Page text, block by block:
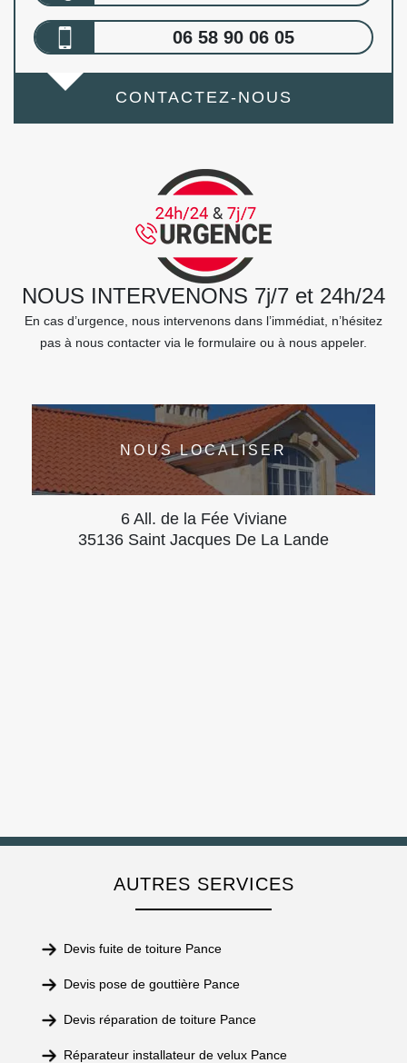
06 58 90 06 05
CONTACTEZ-NOUS
NOUS INTERVENONS 7j/7 et 24h/24
En cas d’urgence, nous intervenons dans l’immédiat, n’hésitez
pas à nous contacter via le formulaire ou à nous appeler.
NOUS LOCALISER
6 All. de la Fée Viviane
35136 Saint Jacques De La Lande
AUTRES SERVICES
Devis fuite de toiture Pance
Devis pose de gouttière Pance
Devis réparation de toiture Pance
Réparateur installateur de velux Pance